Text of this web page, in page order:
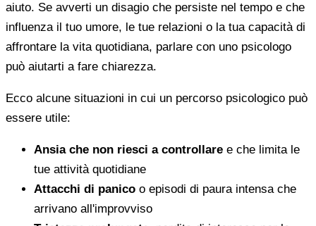
aiuto. Se avverti un disagio che persiste nel tempo e che
influenza il tuo umore, le tue relazioni o la tua capacità di
affrontare la vita quotidiana, parlare con uno psicologo
può aiutarti a fare chiarezza.
Ecco alcune situazioni in cui un percorso psicologico può
essere utile:
Ansia che non riesci a controllare e che limita le
tue attività quotidiane
Attacchi di panico o episodi di paura intensa che
arrivano all'improvviso